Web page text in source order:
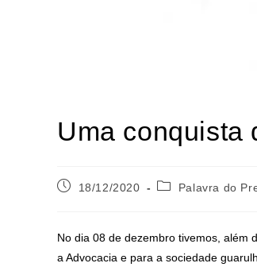
Uma conquista
18/12/2020 Palavra do
No dia 08 de dezembro tivemos, além
a Advocacia e para a sociedade